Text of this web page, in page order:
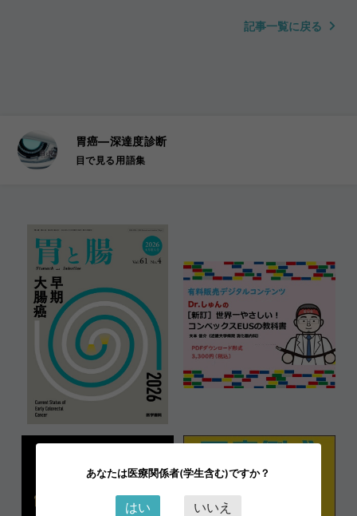
記事一覧に戻る
胃癌―深達度診断
目で見る用語集
あなたは医療関係者(学生含む)ですか？
はい いいえ